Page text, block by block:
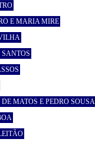
E MARIA MIRE
MATOS E PEDRO SOUSA